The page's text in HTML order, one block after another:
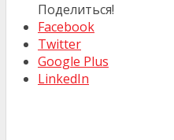
Поделиться!
Facebook
Twitter
Google Plus
LinkedIn